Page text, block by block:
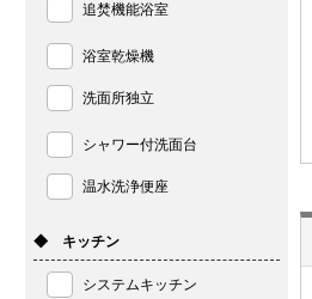
追焚機能浴室
浴室乾燥機
洗面所独立
シャワー付洗面台
温水洗浄便座
◆ キッチン
システムキッチン